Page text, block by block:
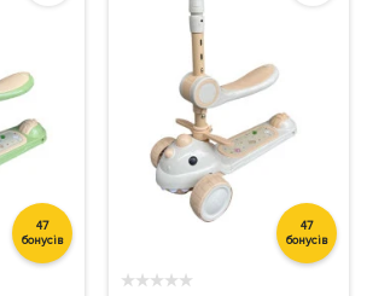
47
бонусів
47
бонусів
★★★★★